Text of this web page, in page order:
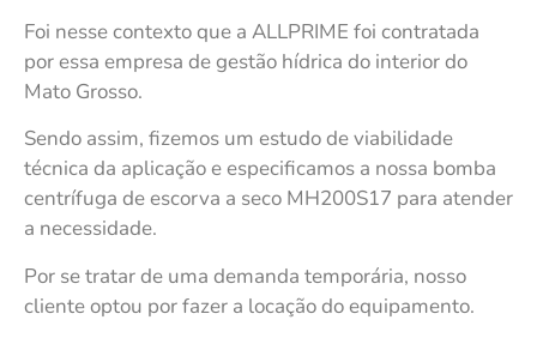
Foi nesse contexto que a ALLPRIME foi contratada
por essa empresa de gestão hídrica do interior do
Mato Grosso.
Sendo assim, fizemos um estudo de viabilidade
técnica da aplicação e especificamos a nossa bomba
centrífuga de escorva a seco MH200S17 para atender
a necessidade.
Por se tratar de uma demanda temporária, nosso
cliente optou por fazer a locação do equipamento.